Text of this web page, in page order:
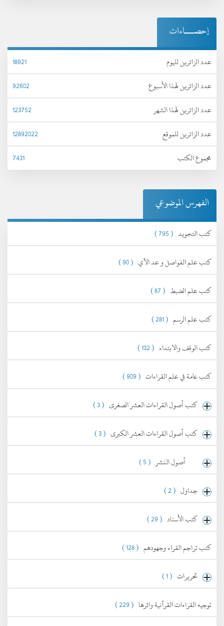
إحصـــاءات
عدد الزائرين لليوم
18921
عدد الزائرين لهذا الأسبوع
92602
عدد الزائرين لهذا الشهر
123752
عدد الزائرين للموقع
12892022
مجموع الكتب
7431
الفهرس الموضوعي
كتب التجويد ( 795 )
كتب علم الفواصل و عد الآي ( 90 )
كتب علم الضبط ( 87 )
كتب علم الرسم ( 281 )
كتب الوقف والابتداء ( 132 )
كتب عامة في علم القراءات ( 909 )
كتب أصول القراءات العشر الصغرى ( 3 )
كتب أصول القراءات العشر الكبرى ( 3 )
أصول النشر ( 5 )
جداول ( 2 )
كتب الأسناد ( 29 )
كتب تراجم القراء وجهودهم ( 128 )
تحريرات ( 1 )
توجيه القراءات القرآنية واثرها ( 229 )